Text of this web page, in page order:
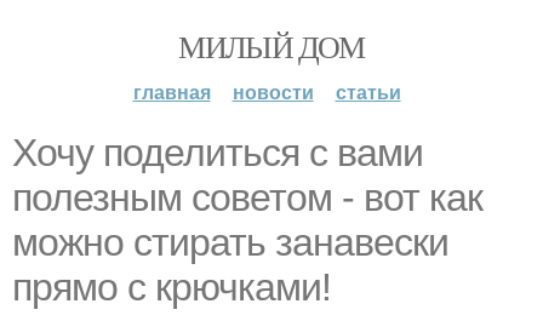
МИЛЫЙ ДОМ
главная новости статьи
Хочу поделиться с вами
полезным советом - вот как
можно стирать занавески
прямо с крючками!